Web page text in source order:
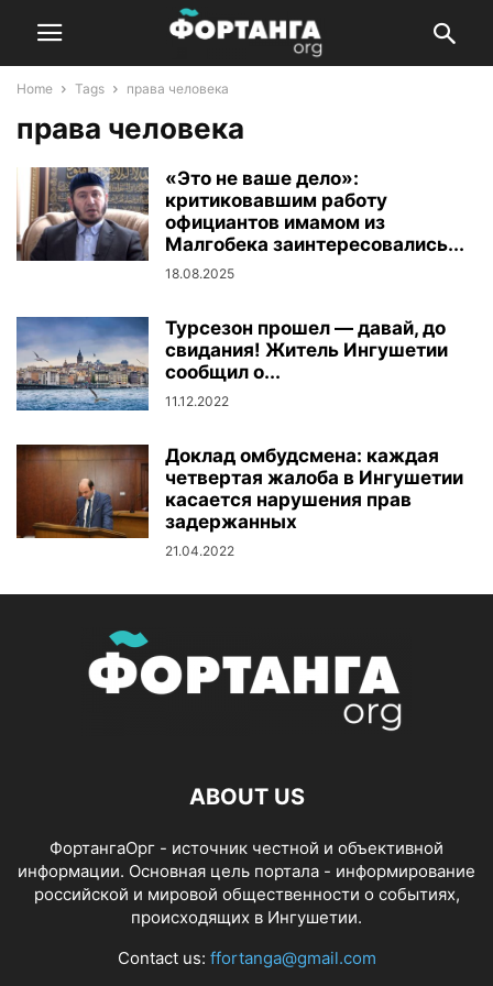
Home Tags права человека
права человека
«Это не ваше дело»:
критиковавшим работу
официантов имамом из
Малгобека заинтересовались...
18.08.2025
Турсезон прошел — давай, до
свидания! Житель Ингушетии
сообщил о...
11.12.2022
Доклад омбудсмена: каждая
четвертая жалоба в Ингушетии
касается нарушения прав
задержанных
21.04.2022
ABOUT US
ФортангаОрг - источник честной и объективной
информации. Основная цель портала - информирование
российской и мировой общественности о событиях,
происходящих в Ингушетии.
Contact us: ffortanga@gmail.com